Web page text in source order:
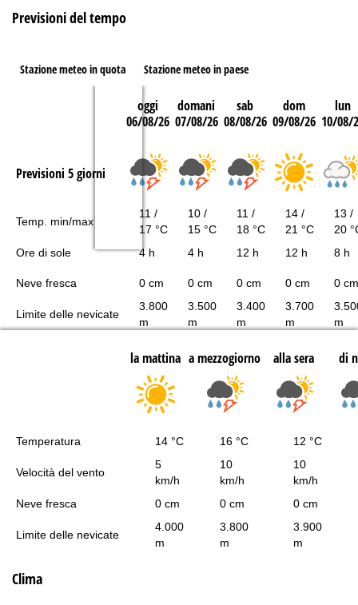
Previsioni del tempo
Stazione meteo in quota Stazione meteo in paese
oggi
06/08/26
domani
07/08/26
sab
08/08/26
dom
09/08/26
lun
10/08/
Previsioni 5 giorni
Temp. min/max
11 /
17 °C
10 /
15 °C
11 /
18 °C
14 /
21 °C
13 /
20
Ore di sole
4 h 4 h 12 h 12 h 8 h
Neve fresca 0 cm 0 cm 0 cm 0 cm 0 cm
Limite delle nevicate
3.800
m
3.500
m
3.400
m
3.700
m
m
la mattina a mezzogiorno alla sera di
Temperatura 14 °C 16 °C 12 °C
Velocità del vento
5
km/h
10
km/h
10
km/h
Neve fresca
0 cm 0 cm 0 cm
Limite delle nevicate
4.000
m
3.800
m
3.900
m
Clima